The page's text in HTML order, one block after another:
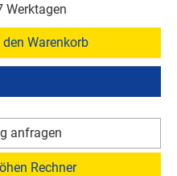
Werktagen
den Warenkorb
anfragen
Rechner